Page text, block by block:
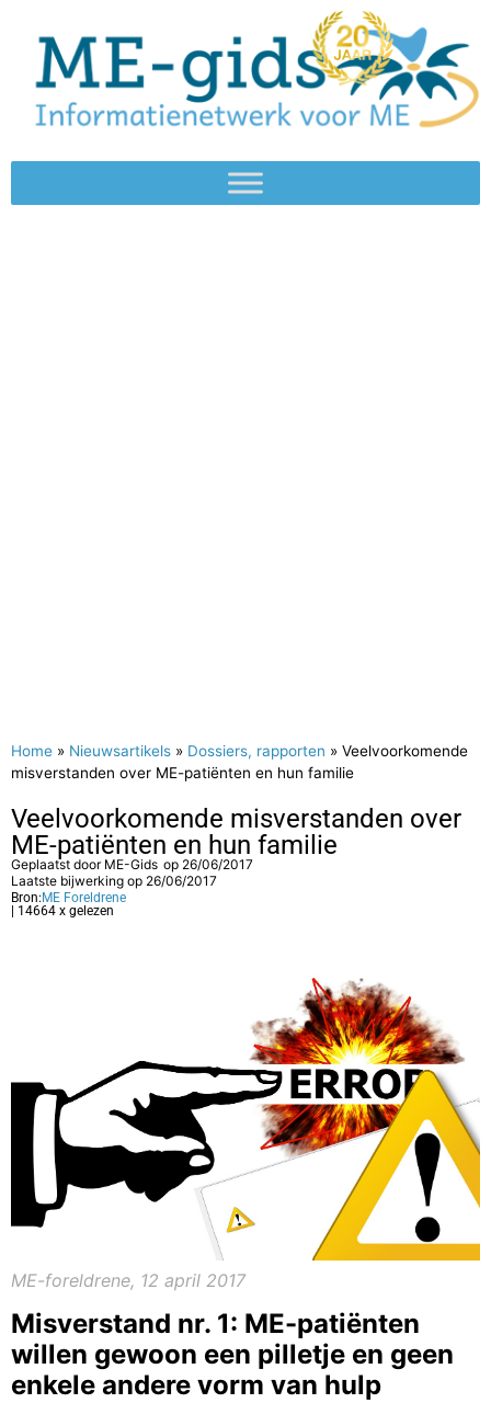
Home » Nieuwsartikels » Dossiers, rapporten » Veelvoorkomende
misverstanden over ME-patiënten en hun familie
Veelvoorkomende misverstanden over
ME-patiënten en hun familie
Geplaatst door ME-Gids op 26/06/2017
Laatste bijwerking op 26/06/2017
Bron: ME Foreldrene
| 14664 x gelezen
ME-foreldrene, 12 april 2017
Misverstand nr. 1: ME-patiënten
willen gewoon een pilletje en geen
enkele andere vorm van hulp